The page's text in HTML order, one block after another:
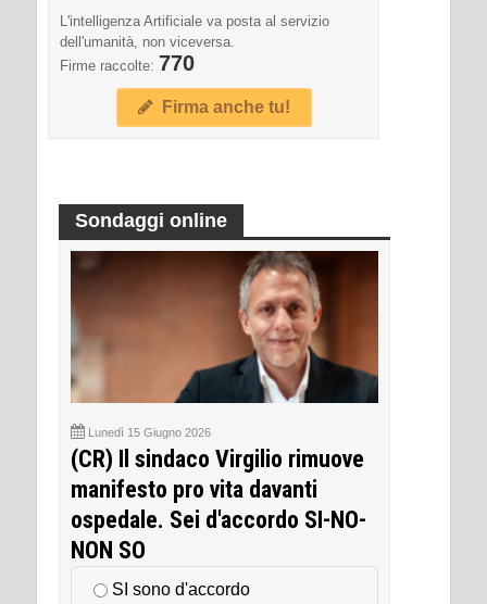
L'intelligenza Artificiale va posta al servizio
dell'umanità, non viceversa.
Firme raccolte: 770
Firma anche tu!
Sondaggi online
Lunedì 15 Giugno 2026
(CR) Il sindaco Virgilio rimuove
manifesto pro vita davanti
ospedale. Sei d'accordo SI-NO-
NON SO
SI sono d'accordo